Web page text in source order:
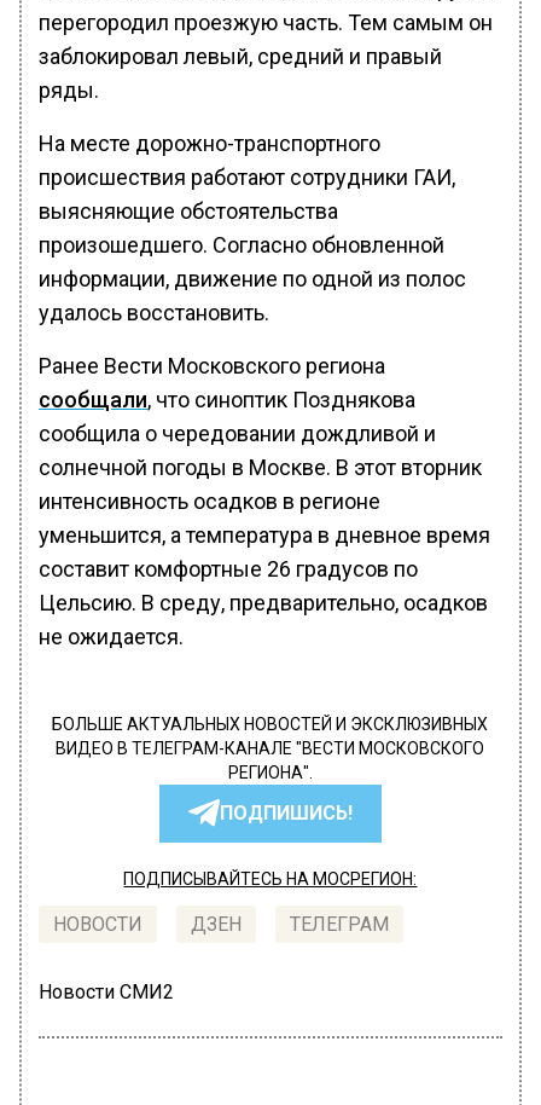
перегородил проезжую часть. Тем самым он
заблокировал левый, средний и правый
ряды.
На месте дорожно-транспортного
происшествия работают сотрудники ГАИ,
выясняющие обстоятельства
произошедшего. Согласно обновленной
информации, движение по одной из полос
удалось восстановить.
Ранее Вести Московского региона
сообщали, что синоптик Позднякова
сообщила о чередовании дождливой и
солнечной погоды в Москве. В этот вторник
интенсивность осадков в регионе
уменьшится, а температура в дневное время
составит комфортные 26 градусов по
Цельсию. В среду, предварительно, осадков
не ожидается.
БОЛЬШЕ АКТУАЛЬНЫХ НОВОСТЕЙ И ЭКСКЛЮЗИВНЫХ
ВИДЕО В ТЕЛЕГРАМ-КАНАЛЕ "ВЕСТИ МОСКОВСКОГО
РЕГИОНА".
ПОДПИШИСЬ!
ПОДПИСЫВАЙТЕСЬ НА МОСРЕГИОН:
НОВОСТИ ДЗЕН ТЕЛЕГРАМ
Новости СМИ2